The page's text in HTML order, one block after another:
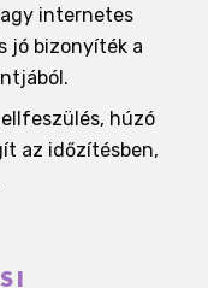
internetes
jó bizonyíték a
húzó
az időzítésben,